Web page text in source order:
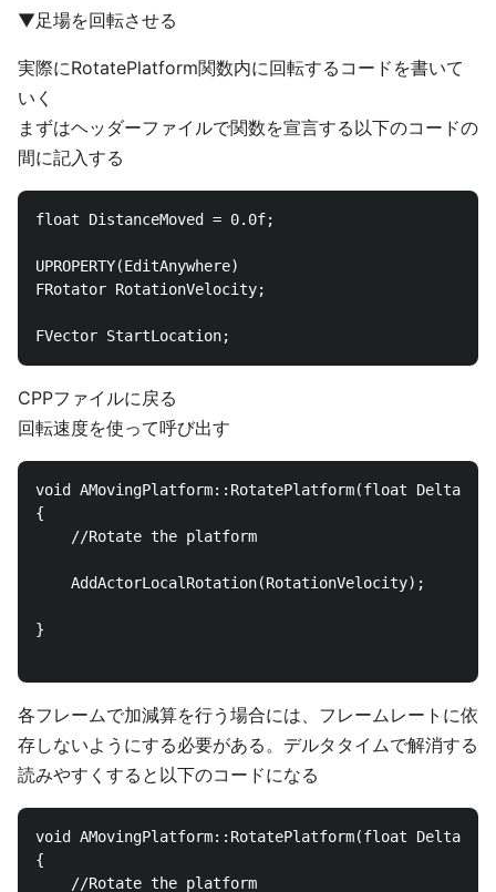
▼足場を回転させる
実際にRotatePlatform関数内に回転するコードを書いて
いく
まずはヘッダーファイルで関数を宣言する以下のコードの
間に記入する
float DistanceMoved = 0.0f;
UPROPERTY(EditAnywhere)
FRotator RotationVelocity;
CPPファイルに戻る
回転速度を使って呼び出す
void AMovingPlatform::RotatePlatform(float
{
}
各フレームで加減算を行う場合には、フレームレートに依
存しないようにする必要がある。デルタタイムで解消する
読みやすくすると以下のコードになる
void AMovingPlatform::RotatePlatform(float
{